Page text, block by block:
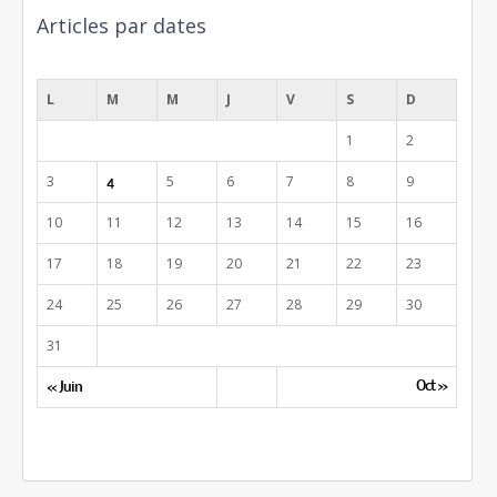
Articles par dates
L M M J V S D
« Juin Oct »
1 2
3 4 5 6 7 8 9
10 11 12 13 14 15 16
17 18 19 20 21 22 23
24 25 26 27 28 29 30
31